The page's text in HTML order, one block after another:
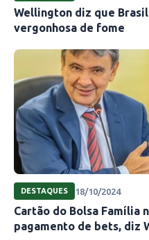
Wellington diz que
vergonhosa de fome
DESTAQUES 18/10/2024
Cartão do Bolsa Família
pagamento de bets, diz